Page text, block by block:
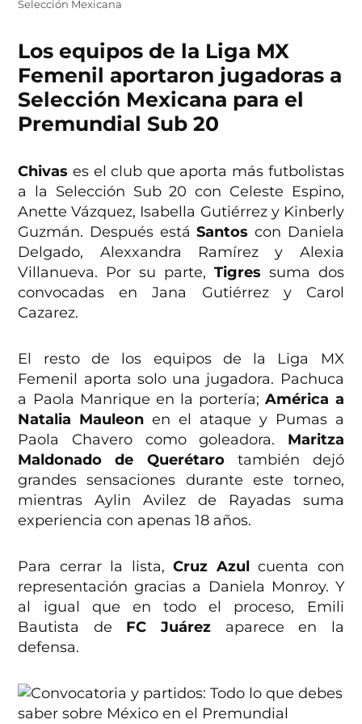
Selección Mexicana
Los equipos de la Liga MX
Femenil aportaron jugadoras a
Selección Mexicana para el
Premundial Sub 20
Chivas es el club que aporta más futbolistas
a la Selección Sub 20 con Celeste Espino,
Anette Vázquez, Isabella Gutiérrez y Kinberly
Guzmán. Después estáSantos con Daniela
Delgado, Alexxandra Ramírez y Alexia
Villanueva. Por su parte, Tigres suma dos
convocadas en Jana Gutiérrez y Carol
Cazarez.
El resto de los equipos de la Liga MX
Femenil aporta solo una jugadora. Pachuca
a Paola Manrique en la portería;América a
Natalia Mauleon en el ataque y Pumas a
Paola Chavero como goleadora. Maritza
Maldonado de Querétarotambién dejó
grandes sensaciones durante este torneo,
mientras Aylin Avilez de Rayadas suma
experiencia con apenas 18 años.
Para cerrar la lista,Cruz Azul cuenta con
representación gracias a Daniela Monroy. Y
al igual que en todo el proceso, Emili
Bautista de FC Juárez aparece en la
defensa.